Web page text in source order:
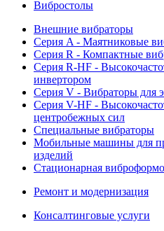
Вибростолы
Внешние вибраторы
Серия A - Маятниковые
Серия R - Компактные
Серия R-HF -
инвертором
Серия V - Вибраторы для
Серия V-HF -
центробежных сил
Специальные вибраторы
Мобильные машины для
изделий
Стационарная
Ремонт и модернизация
Консалтинговые услуги